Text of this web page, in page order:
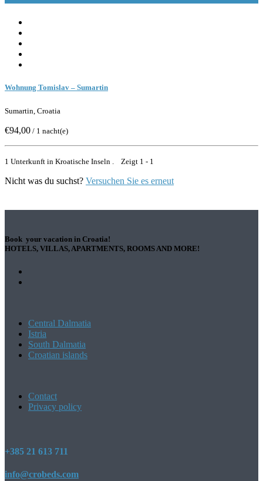
Wohnung Tomislav – Sumartin
Sumartin, Croatia
€94,00 / 1 nacht(e)
1 Unterkunft in Kroatische Inseln . Zeigt 1 - 1
Nicht was du suchst? Versuchen Sie es erneut
Book your vacation in Croatia!
HOTELS, VILLAS, APARTMENTS, ROOMS AND MORE!
Central Dalmatia
Istria
South Dalmatia
Croatian islands
Contact
Privacy policy
+385 21 613 711
info@crobeds.com